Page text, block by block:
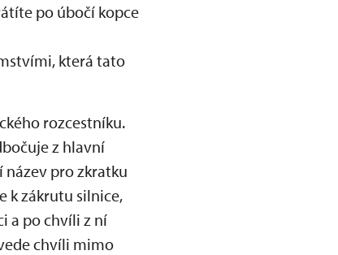
po úbočí kopce
která tato
rozcestníku.
z hlavní
pro zkratku
k zákrutu silnice,
a po chvíli z ní
chvíli mimo